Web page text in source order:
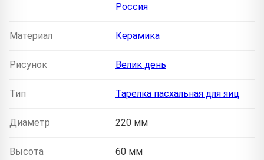
Россия
Материал Керамика
Рисунок Велик день
Тип Тарелка пасхальная для яиц
Диаметр 220 мм
Высота 60 мм